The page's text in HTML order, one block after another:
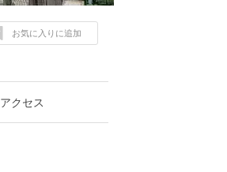
お気に入りに追加
アクセス